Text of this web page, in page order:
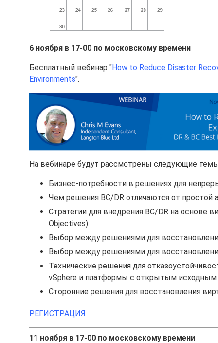
6 ноября в 17-00 по московскому времени
Бесплатный вебинар "How to Reduce Disaster
Environments".
На вебинаре будут рассмотрены следующие
Бизнес-потребности в решениях для
Чем решения BC/DR отличаются от простой
Стратегии для внедрения BC/DR на основе
Objectives).
Выбор между решениями для
Выбор между решениями для
Технические решения для
vSphere и платформы с открытым исходным
Сторонние решения для восстановления
РЕГИСТРАЦИЯ
11 ноября в 17-00 по московскому времени